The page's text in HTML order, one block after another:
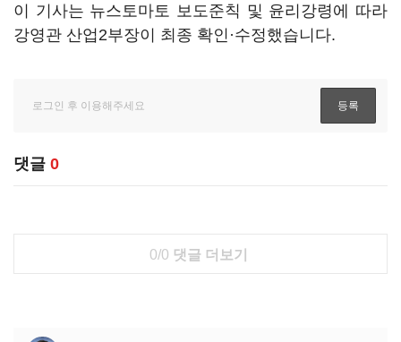
이 기사는 뉴스토마토 보도준칙 및 윤리강령에 따라
강영관 산업2부장이 최종 확인·수정했습니다.
댓글 0
0/0 댓글 더보기